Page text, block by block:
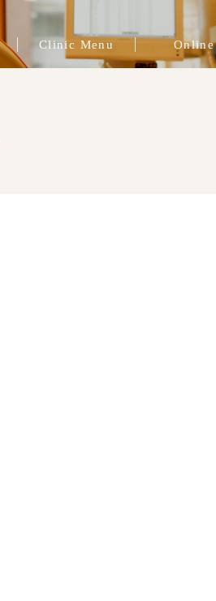
Clinic Menu
精密根管治療
審美歯科
矯正治療
インビザライン
歯周病治療
咬合治療
インプラント治療
補綴治療
プレマタニティ
予防歯科
Online